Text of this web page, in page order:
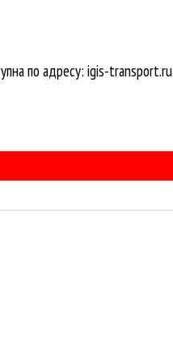
по адресу: igis-transport.ru